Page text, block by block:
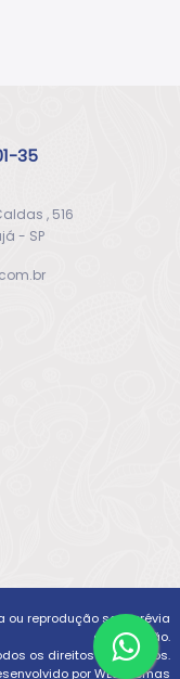
35
, 516
- SP
ou reprodução sem prévia
autorização.
os direitos reservados.
por WLSistemas